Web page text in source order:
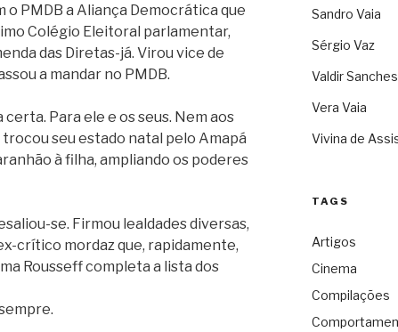
PMDB a Aliança Democrática que
Colégio Eleitoral parlamentar,
das Diretas-já. Virou vice de
a mandar no PMDB.
Para ele e os seus. Nem aos
seu estado natal pelo Amapá
à filha, ampliando os poderes
se. Firmou lealdades diversas,
crítico mordaz que, rapidamente,
Rousseff completa a lista dos
Sandro Vaia
Sérgio Vaz
Valdir Sanches
Vera Vaia
Vivina de
TAGS
Artigos
Cinema
Compilações